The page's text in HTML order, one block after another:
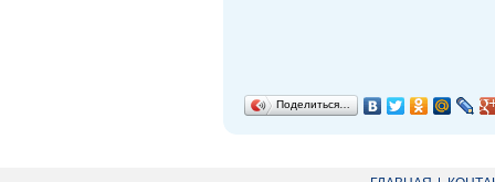
Поделиться…